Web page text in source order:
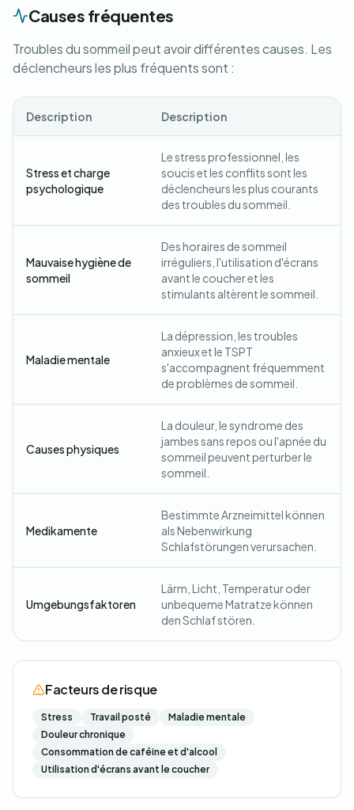
Causes fréquentes
Troubles du sommeil peut avoir différentes causes. Les
déclencheurs les plus fréquents sont :
Description Description
Stress et charge
psychologique
Le stress professionnel, les
soucis et les conflits sont les
déclencheurs les plus courants
des troubles du sommeil.
Mauvaise hygiène de
sommeil
Des horaires de sommeil
irréguliers, l'utilisation d'écrans
avant le coucher et les
stimulants altèrent le sommeil.
Maladie mentale
La dépression, les troubles
anxieux et le TSPT
s'accompagnent fréquemment
de problèmes de sommeil.
Causes physiques
La douleur, le syndrome des
jambes sans repos ou l'apnée du
sommeil peuvent perturber le
sommeil.
Medikamente
Bestimmte Arzneimittel können
als Nebenwirkung
Schlafstörungen verursachen.
Umgebungsfaktoren
Lärm, Licht, Temperatur oder
unbequeme Matratze können
den Schlaf stören.
Facteurs de risque
Stress Travail posté
Maladie mentale
Douleur chronique
Consommation de caféine et d'alcool
Utilisation d'écrans avant le coucher